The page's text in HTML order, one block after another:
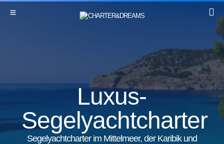
Luxus-
Segelyachtcharter
Segelyachtcharter im Mittelmeer, der Karibik und